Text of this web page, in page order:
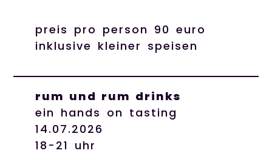
preis pro person 90 euro
inklusive kleiner speisen
rum und rum drinks
ein hands on tasting
14.07.2026
18-21 uhr